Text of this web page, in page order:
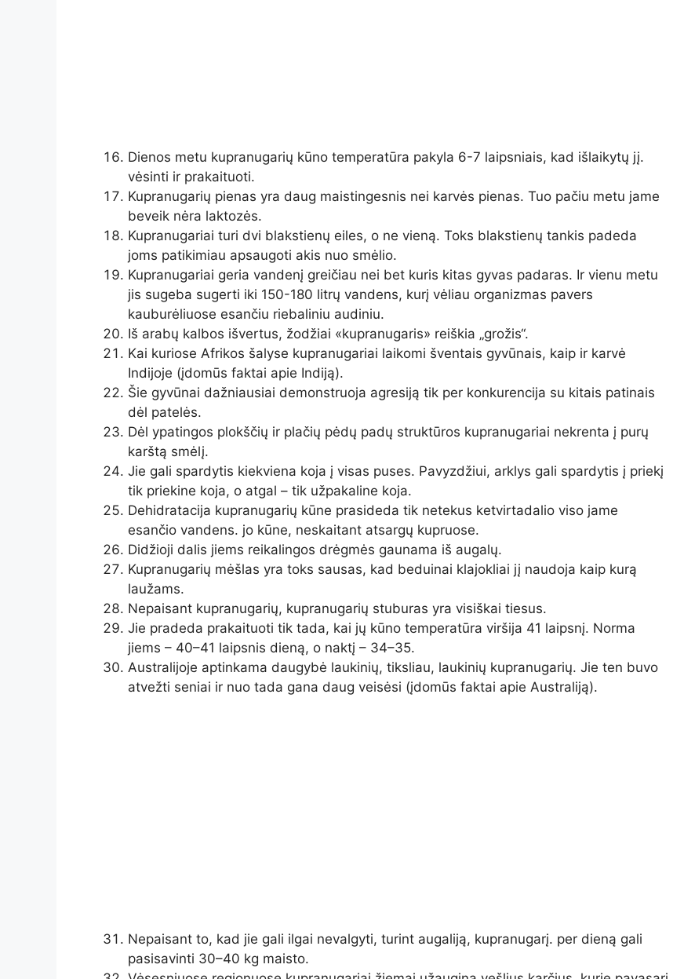
Dienos metu kupranugarių kūno temperatūra pakyla 6-7 laipsniais, kad išlaikytų jį.
vėsinti ir prakaituoti.
Kupranugarių pienas yra daug maistingesnis nei karvės pienas. Tuo pačiu metu jame
beveik nėra laktozės.
Kupranugariai turi dvi blakstienų eiles, o ne vieną. Toks blakstienų tankis padeda
joms patikimiau apsaugoti akis nuo smėlio.
Kupranugariai geria vandenį greičiau nei bet kuris kitas gyvas padaras. Ir vienu metu
jis sugeba sugerti iki 150-180 litrų vandens, kurį vėliau organizmas pavers
kauburėliuose esančiu riebaliniu audiniu.
Iš arabų kalbos išvertus, žodžiai «kupranugaris» reiškia „grožis“.
Kai kuriose Afrikos šalyse kupranugariai laikomi šventais gyvūnais, kaip ir karvė
Indijoje (įdomūs faktai apie Indiją).
Šie gyvūnai dažniausiai demonstruoja agresiją tik per konkurencija su kitais patinais
dėl patelės.
Dėl ypatingos plokščių ir plačių pėdų padų struktūros kupranugariai nekrenta į purų
karštą smėlį.
Jie gali spardytis kiekviena koja į visas puses. Pavyzdžiui, arklys gali spardytis į priekį
tik priekine koja, o atgal – tik užpakaline koja.
Dehidratacija kupranugarių kūne prasideda tik netekus ketvirtadalio viso jame
esančio vandens. jo kūne, neskaitant atsargų kupruose.
Didžioji dalis jiems reikalingos drėgmės gaunama iš augalų.
Kupranugarių mėšlas yra toks sausas, kad beduinai klajokliai jį naudoja kaip kurą
laužams.
Nepaisant kupranugarių, kupranugarių stuburas yra visiškai tiesus.
Jie pradeda prakaituoti tik tada, kai jų kūno temperatūra viršija 41 laipsnį. Norma
jiems – 40–41 laipsnis dieną, o naktį – 34–35.
Australijoje aptinkama daugybė laukinių, tiksliau, laukinių kupranugarių. Jie ten buvo
atvežti seniai ir nuo tada gana daug veisėsi (įdomūs faktai apie Australiją).
Nepaisant to, kad jie gali ilgai nevalgyti, turint augaliją, kupranugarį. per dieną gali
pasisavinti 30–40 kg maisto.